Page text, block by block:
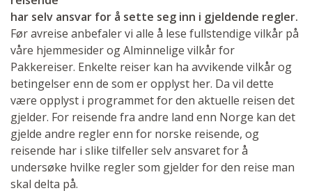
har selv ansvar for å sette seg inn i gjeldende regler.
Før avreise anbefaler vi alle å lese fullstendige vilkår på
våre hjemmesider og Alminnelige vilkår for
Pakkereiser. Enkelte reiser kan ha avvikende vilkår og
betingelser enn de som er opplyst her. Da vil dette
være opplyst i programmet for den aktuelle reisen det
gjelder. For reisende fra andre land enn Norge kan det
gjelde andre regler enn for norske reisende, og
reisende har i slike tilfeller selv ansvaret for å
undersøke hvilke regler som gjelder for den reise man
skal delta på.